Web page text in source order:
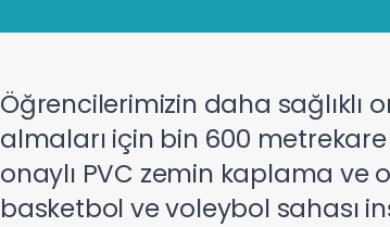
Öğrencilerimizin daha sağlıklı
almaları için bin 600
onaylı PVC zemin kaplama ve
basketbol ve voleybol sahası